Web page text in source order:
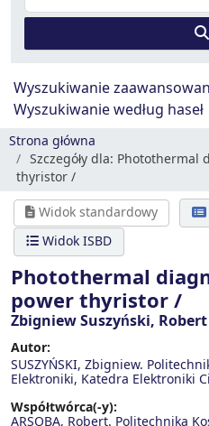
Wyszukiwanie
Wyszukiwanie według haseł
Strona główna
Szczegóły dla: Photothermal
thyristor /
Widok standardowy
Widok ISBD
Photothermal
power thyristor /
Zbigniew Suszyński,
Autor:
SUSZYŃSKI, Zbigniew.
Elektroniki, Katedra Elektroniki
Współtwórca(-y):
ARSOBA, Robert. Politechnika